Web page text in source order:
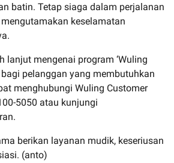
batin. Tetap siaga dalam perjalanan
keselamatan
lanjut mengenai program ‘Wuling
bagi pelanggan yang membutuhkan
menghubungi Wuling Customer
5050 atau kunjungi
berikan layanan mudik, keseriusan
(anto)